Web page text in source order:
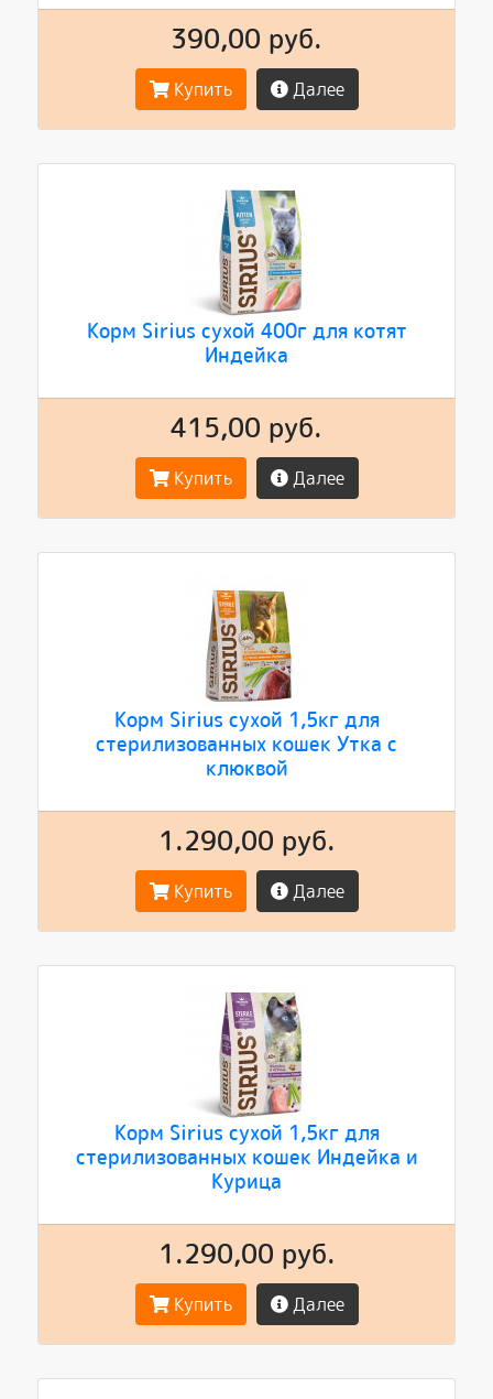
390,00 руб.
Купить Далее
Корм Sirius сухой 400г для котят
Индейка
415,00 руб.
Купить Далее
Корм Sirius сухой 1,5кг для
стерилизованных кошек Утка с
клюквой
1.290,00 руб.
Купить Далее
Корм Sirius сухой 1,5кг для
стерилизованных кошек Индейка и
Курица
1.290,00 руб.
Купить Далее